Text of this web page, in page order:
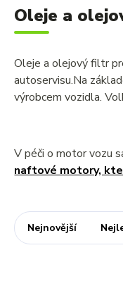
Oleje a
Oleje a olejový filtr
autoservisu.Na
výrobcem vozidla.
V péči o motor vozu
naftové motory,
Nejnovější